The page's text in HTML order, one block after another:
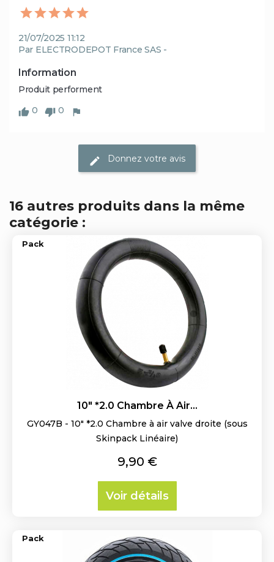
21/07/2025 11:12
Par ELECTRODEPOT France SAS -
Information
Produit performent
0
0
Donnez votre avis
16 autres produits dans la même
catégorie :
10" *2.0 Chambre À Air...
GY047B - 10" *2.0 Chambre à air valve droite (sous
Skinpack Linéaire)
Prix
9,90 €
Voir détails
Pack
Pack